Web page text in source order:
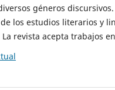
géneros
los estudios literarios y
revista acepta trabajos